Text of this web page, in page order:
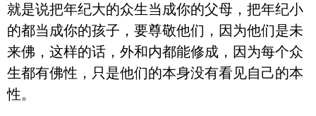
就是说把年纪大的众生当成你的父母，把年纪小
的都当成你的孩子，要尊敬他们，因为他们是未
来佛，这样的话，外和内都能修成，因为每个众
生都有佛性，只是他们的本身没有看见自己的本
性。